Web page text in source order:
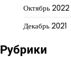
Октябрь 2022
Декабрь 2021
Рубрики